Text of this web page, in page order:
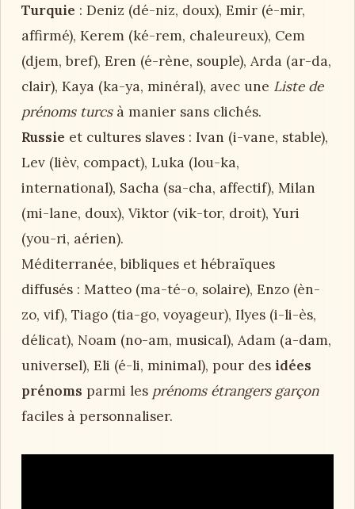
Turquie : Deniz (dé-niz, doux), Emir (é-mir,
affirmé), Kerem (ké-rem, chaleureux), Cem
(djem, bref), Eren (é-rène, souple), Arda (ar-da,
clair), Kaya (ka-ya, minéral), avec une Liste de
prénoms turcsà manier sans clichés.
Russie et cultures slaves : Ivan (i-vane, stable),
Lev (lièv, compact), Luka (lou-ka,
international), Sacha (sa-cha, affectif), Milan
(mi-lane, doux), Viktor (vik-tor, droit), Yuri
(you-ri, aérien).
Méditerranée, bibliques et hébraïques
diffusés : Matteo (ma-té-o, solaire), Enzo (èn-
zo, vif), Tiago (tia-go, voyageur), Ilyes (i-li-ès,
délicat), Noam (no-am, musical), Adam (a-dam,
universel), Eli (é-li, minimal), pour des idées
prénoms parmi les prénoms étrangers garçon
faciles à personnaliser.